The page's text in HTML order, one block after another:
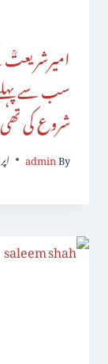
شروع کی
By
admin